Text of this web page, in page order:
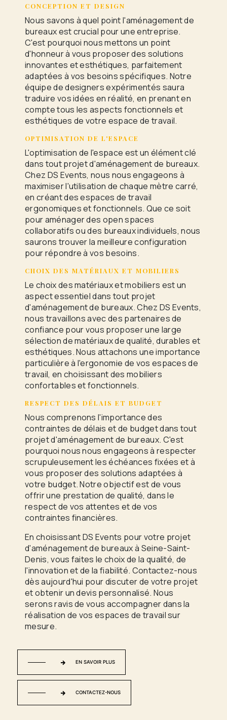
CONCEPTION ET DESIGN
Nous savons à quel point l'aménagement de
bureaux est crucial pour une entreprise.
C'est pourquoi nous mettons un point
d'honneur à vous proposer des solutions
innovantes et esthétiques, parfaitement
adaptées à vos besoins spécifiques. Notre
équipe de designers expérimentés saura
traduire vos idées en réalité, en prenant en
compte tous les aspects fonctionnels et
esthétiques de votre espace de travail.
OPTIMISATION DE L'ESPACE
L'optimisation de l'espace est un élément clé
dans tout projet d'aménagement de bureaux.
Chez DS Events, nous nous engageons à
maximiser l'utilisation de chaque mètre carré,
en créant des espaces de travail
ergonomiques et fonctionnels. Que ce soit
pour aménager des open spaces
collaboratifs ou des bureaux individuels, nous
saurons trouver la meilleure configuration
pour répondre à vos besoins.
CHOIX DES MATÉRIAUX ET MOBILIERS
Le choix des matériaux et mobiliers est un
aspect essentiel dans tout projet
d'aménagement de bureaux. Chez DS Events,
nous travaillons avec des partenaires de
confiance pour vous proposer une large
sélection de matériaux de qualité, durables et
esthétiques. Nous attachons une importance
particulière à l'ergonomie de vos espaces de
travail, en choisissant des mobiliers
confortables et fonctionnels.
RESPECT DES DÉLAIS ET BUDGET
Nous comprenons l'importance des
contraintes de délais et de budget dans tout
projet d'aménagement de bureaux. C'est
pourquoi nous nous engageons à respecter
scrupuleusement les échéances fixées et à
vous proposer des solutions adaptées à
votre budget. Notre objectif est de vous
offrir une prestation de qualité, dans le
respect de vos attentes et de vos
contraintes financières.
En choisissant DS Events pour votre projet
d'aménagement de bureaux à Seine-Saint-
Denis, vous faites le choix de la qualité, de
l'innovation et de la fiabilité. Contactez-nous
dès aujourd'hui pour discuter de votre projet
et obtenir un devis personnalisé. Nous
serons ravis de vous accompagner dans la
réalisation de vos espaces de travail sur
mesure.
EN SAVOIR PLUS
CONTACTEZ-NOUS